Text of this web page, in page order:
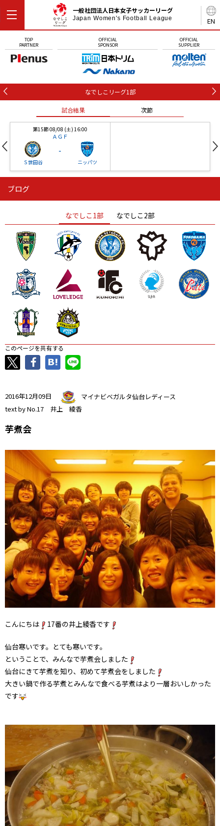
EN
一般社団法人日本女子サッカーリーグ
Japan Women's Football League
TOP
PARTNER
OFFICIAL
SPONSOR
OFFICIAL
SUPPLIER
なでしこリーグ1部
試合結果 次節
第15節 08/08 (土) 16:00
ＡＧＦ
Ｓ世田谷
-
ニッパツ
ニッパツ
ニッパツ 名古屋
石人の星
静岡 愛媛Ｌ
ブログ
なでしこ1部 なでしこ2部
このページを共有する
2016年12月09日
マイナビベガルタ仙台レディース
text by No.17 井上 綾香
芋煮会
こんにちは 17番の井上綾香です
仙台寒いです。とても寒いです。
ということで、みんなで芋煮会しました
仙台にきて芋煮を知り、初めて芋煮会をしました
大きい鍋で作る芋煮とみんなで食べる芋煮はより一層おいしかった
です